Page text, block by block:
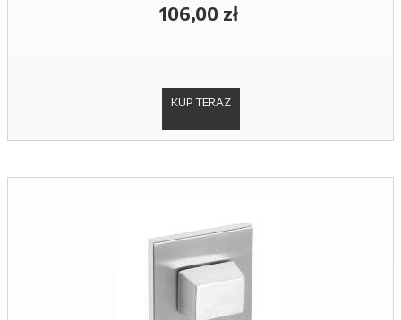
106,00 zł
KUP TERAZ